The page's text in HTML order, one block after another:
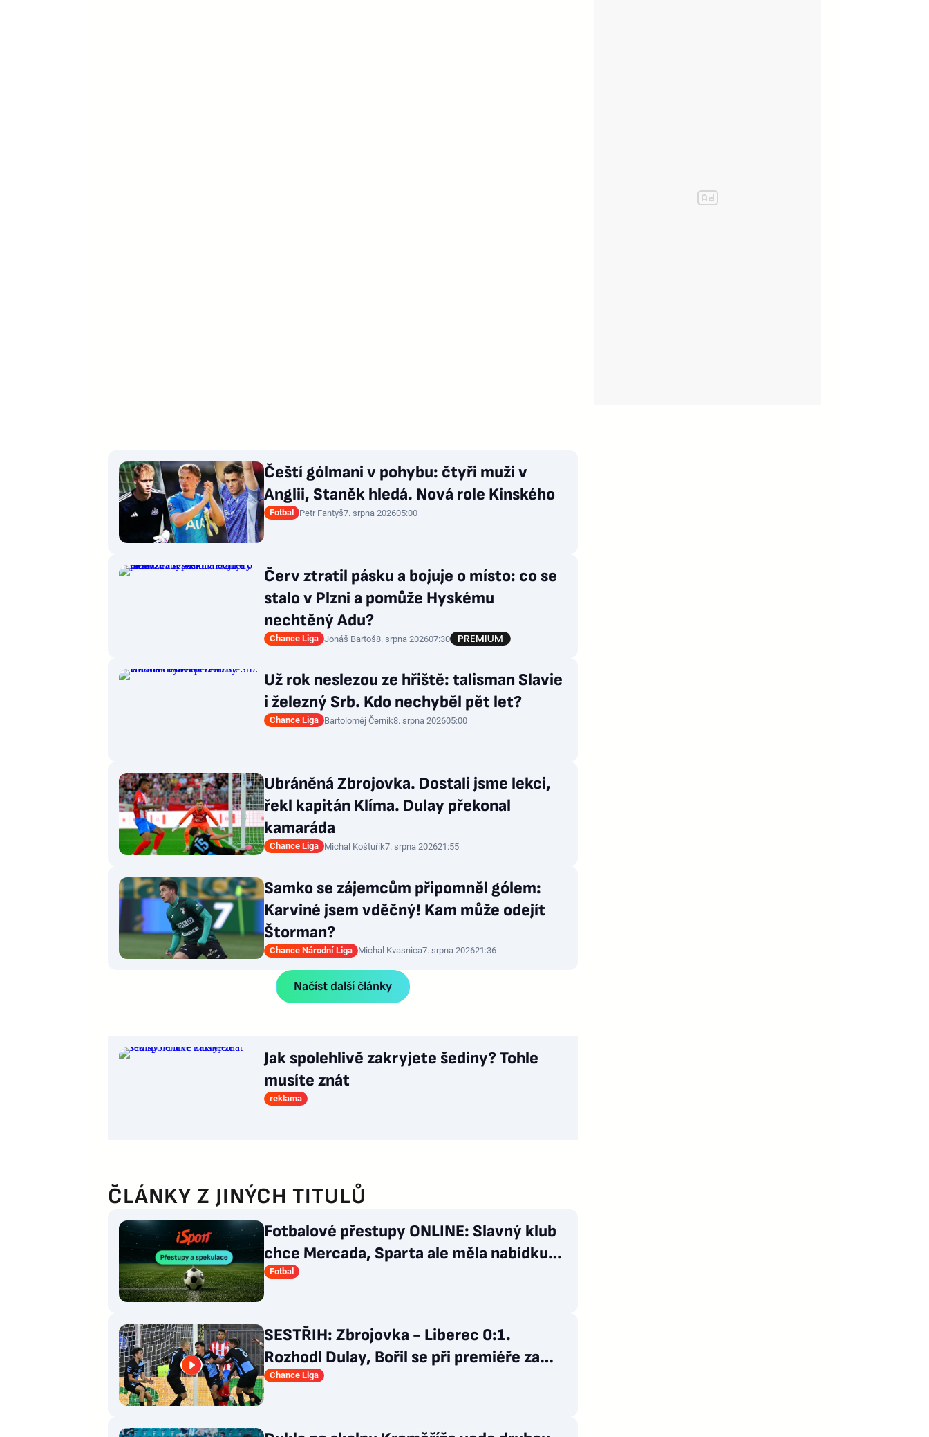
Čeští gólmani v pohybu: čtyři muži v
Anglii, Staněk hledá. Nová role Kinského
Fotbal Petr Fantyš7. srpna 202605:00
Červ ztratil pásku a bojuje o místo: co se
stalo v Plzni a pomůže Hyskému
nechtěný Adu?
Chance Liga Jonáš Bartoš8. srpna 202607:30
Už rok neslezou ze hřiště: talisman Slavie
i železný Srb. Kdo nechyběl pět let?
Chance Liga Bartoloměj Černík8. srpna 202605:00
Ubráněná Zbrojovka. Dostali jsme lekci,
řekl kapitán Klíma. Dulay překonal
kamaráda
Chance Liga Michal Koštuřík7. srpna 202621:55
Samko se zájemcům připomněl gólem:
Karviné jsem vděčný! Kam může odejít
Štorman?
Chance Národní Liga Michal Kvasnica7. srpna 202621:36
Načíst další články
Jak spolehlivě zakryjete šediny? Tohle
musíte znát
reklama
ČLÁNKY Z JINÝCH TITULŮ
Fotbalové přestupy ONLINE: Slavný klub
chce Mercada, Sparta ale měla nabídku
odmítnout
Fotbal
SESTŘIH: Zbrojovka - Liberec 0:1.
Rozhodl Dulay, Bořil se při premiéře za
Slovan zranil
Chance Liga